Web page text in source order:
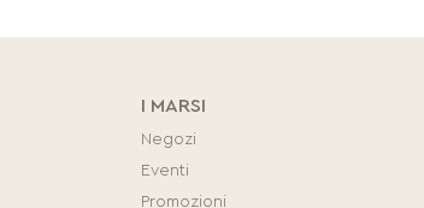
I MARSI
Negozi
Eventi
Promozioni